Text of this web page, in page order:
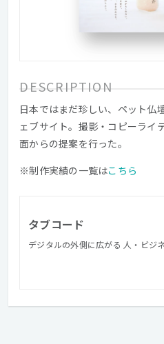
DESCRIPTION
日本ではまだ珍しい、ペット仏
ェブサイト。撮影・コピーライ
面からの提案を行った。
※制作実績の一覧はこちら
タブコード
デジタルの外側に広がる 人・ビジ